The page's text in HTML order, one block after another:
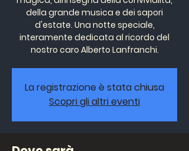
della grande musica e dei sapori
d'estate. Una notte speciale,
interamente dedicata al ricordo del
nostro caro Alberto Lanfranchi.
La registrazione è stata chiusa
Scopri gli altri eventi